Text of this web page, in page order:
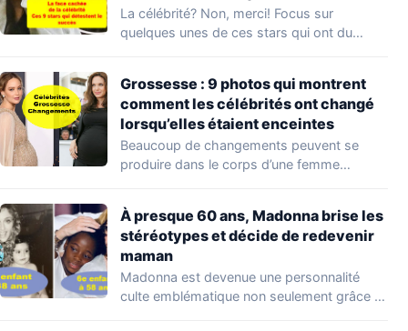
succès !
La célébrité? Non, merci! Focus sur
quelques unes de ces stars qui ont du…
Grossesse : 9 photos qui montrent
comment les célébrités ont changé
lorsqu’elles étaient enceintes
Beaucoup de changements peuvent se
produire dans le corps d’une femme
À presque 60 ans, Madonna brise les
stéréotypes et décide de redevenir
maman
Madonna est devenue une personnalité
culte emblématique non seulement grâce à